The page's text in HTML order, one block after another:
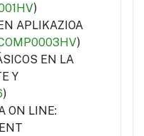
)
APLIKAZIOA
)
EN LA
Y
)
ON LINE: